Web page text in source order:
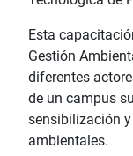
Esta
Gestión
diferentes
de un campus
sensibilización
ambientales.